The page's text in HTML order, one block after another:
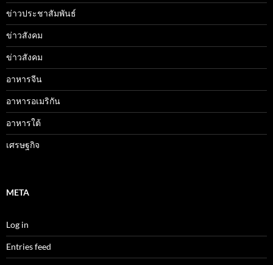
ข่าวประชาสัมพันธ์
ข่าวสังคม
ข่าวสังคม
อาหารจีน
อาหารอเมริกัน
อาหารใต้
เศรษฐกิจ
META
Log in
Entries feed